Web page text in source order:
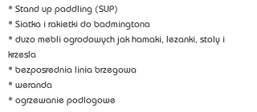
* Stand up paddling (SUP)
* Siatka i rakietki do badmingtona
* duzo mebli ogrodowych jak hamaki, lezanki, stoly i
krzesla
* bezposrednia linia brzegowa
* weranda
* ogrzewanie podlogowe